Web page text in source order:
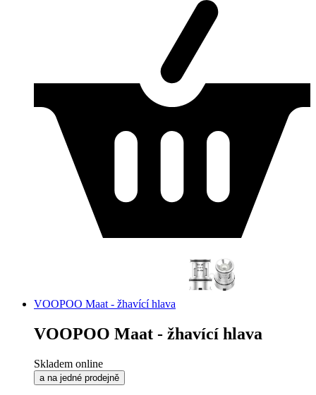
VOOPOO Maat - žhavící hlava
VOOPOO Maat - žhavící hlava
Skladem online
a na jedné prodejně